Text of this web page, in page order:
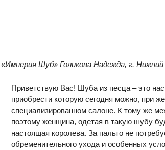
Шуб» Голикова Надежда, г. Нижний
Приветствую Вас! Шуба из песца – это
приобрести которую сегодня можно, при
специализированном салоне. К тому же
поэтому женщина, одетая в такую шубу
настоящая королева. За пальто не
обременительного ухода и особенных